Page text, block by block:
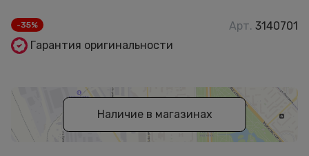
-35% Арт. 3140701
Гарантия оригинальности
Наличие в магазинах